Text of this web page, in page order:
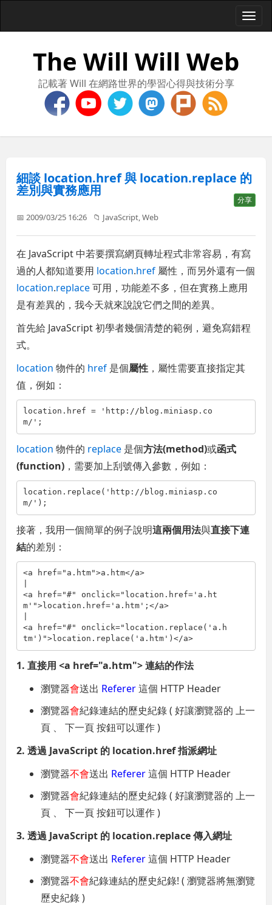
The Will Will Web
記載著 Will 在網路世界的學習心得與技術分享
細談 location.href 與 location.replace 的
差別與實務應用
分享
📅 2009/03/25 16:26 📁 JavaScript ,Web
在 JavaScript 中若要撰寫網頁轉址程式非常容易，有寫
過的人都知道要用 location.href 屬性，而另外還有一個
location.replace可用，功能差不多，但在實務上應用
是有差異的，我今天就來說說它們之間的差異。
首先給 JavaScript 初學者幾個清楚的範例，避免寫錯程
式。
location 物件的 href 是個屬性 ，屬性需要直接指定其
值，例如：
location.href = 'http://blog.miniasp.co
m/';
location 物件的 replace 是個方法(method)或函式
(function) ，需要加上刮號傳入參數，例如：
location.replace('http://blog.miniasp.co
m/');
接著，我用一個簡單的例子說明這兩個用法與直接下連
結的差別：
<a href="a.htm">a.htm</a>
<a href="#" onclick="location.href='a.ht
m'">location.href='a.htm';</a>
<a href="#" onclick="location.replace('a.h
tm')">location.replace('a.htm')</a>
1. 直接用 <a href="a.htm"> 連結的作法
瀏覽器會送出 Referer這個 HTTP Header
瀏覽器會紀錄連結的歷史紀錄 ( 好讓瀏覽器的 上一
頁 、 下一頁 按鈕可以運作 )
2. 透過 JavaScript 的 location.href 指派網址
瀏覽器不會送出 Referer這個 HTTP Header
瀏覽器會紀錄連結的歷史紀錄 ( 好讓瀏覽器的 上一
頁 、 下一頁 按鈕可以運作 )
3. 透過 JavaScript 的 location.replace 傳入網址
瀏覽器不會送出 Referer這個 HTTP Header
瀏覽器不會紀錄連結的歷史紀錄! ( 瀏覽器將無瀏覽
歷史紀錄 )